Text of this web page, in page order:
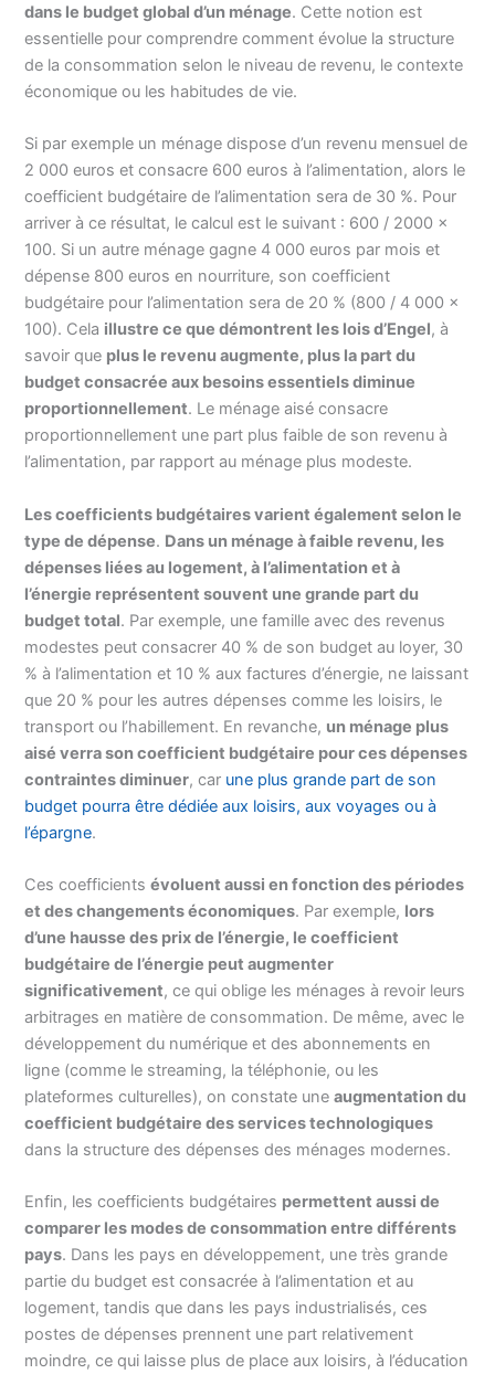
dans le budget global d’un ménage. Cette notion est
essentielle pour comprendre comment évolue la structure
de la consommation selon le niveau de revenu, le contexte
économique ou les habitudes de vie.
Si par exemple un ménage dispose d’un revenu mensuel de
2 000 euros et consacre 600 euros à l’alimentation, alors le
coefficient budgétaire de l’alimentation sera de 30 %. Pour
arriver à ce résultat, le calcul est le suivant : 600 / 2000 ×
100. Si un autre ménage gagne 4 000 euros par mois et
dépense 800 euros en nourriture, son coefficient
budgétaire pour l’alimentation sera de 20 % (800 / 4 000 ×
100). Cela illustre ce que démontrent les lois d’Engel, à
savoir que plus le revenu augmente, plus la part du
budget consacrée aux besoins essentiels diminue
proportionnellement. Le ménage aisé consacre
proportionnellement une part plus faible de son revenu à
l’alimentation, par rapport au ménage plus modeste.
Les coefficients budgétaires varient également selon le
type de dépense. Dans un ménage à faible revenu, les
dépenses liées au logement, à l’alimentation et à
l’énergie représentent souvent une grande part du
budget total. Par exemple, une famille avec des revenus
modestes peut consacrer 40 % de son budget au loyer, 30
% à l’alimentation et 10 % aux factures d’énergie, ne laissant
que 20 % pour les autres dépenses comme les loisirs, le
transport ou l’habillement. En revanche, un ménage plus
aisé verra son coefficient budgétaire pour ces dépenses
contraintes diminuer, car une plus grande part de son
budget pourra être dédiée aux loisirs, aux voyages ou à
l’épargne.
Ces coefficientsévoluent aussi en fonction des périodes
et des changements économiques. Par exemple, lors
d’une hausse des prix de l’énergie, le coefficient
budgétaire de l’énergie peut augmenter
significativement, ce qui oblige les ménages à revoir leurs
arbitrages en matière de consommation. De même, avec le
développement du numérique et des abonnements en
ligne (comme le streaming, la téléphonie, ou les
plateformes culturelles), on constate uneaugmentation du
coefficient budgétaire des services technologiques
dans la structure des dépenses des ménages modernes.
Enfin, les coefficients budgétaires permettent aussi de
comparer les modes de consommation entre différents
pays. Dans les pays en développement, une très grande
partie du budget est consacrée à l’alimentation et au
logement, tandis que dans les pays industrialisés, ces
postes de dépenses prennent une part relativement
moindre, ce qui laisse plus de place aux loisirs, à l’éducation